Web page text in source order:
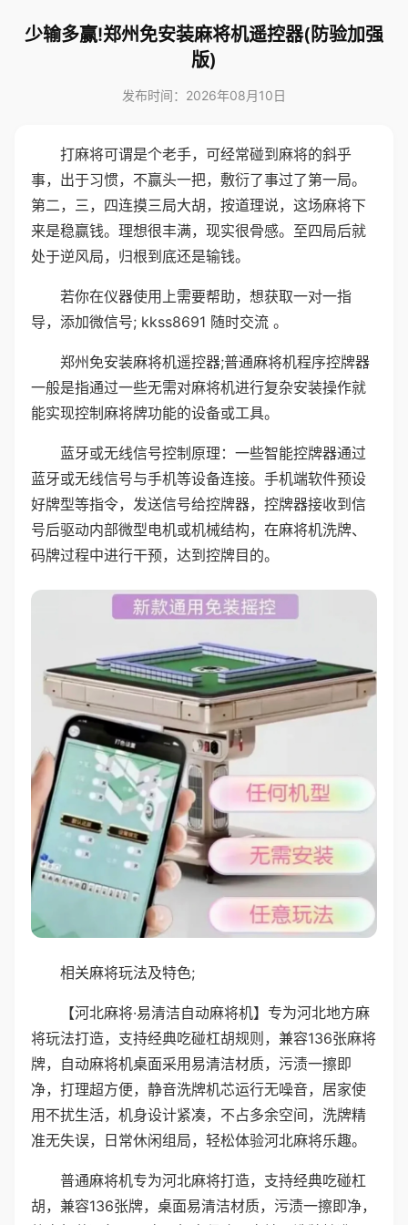
少输多赢!郑州免安装麻将机遥控器(防验加强
版)
发布时间：2026年08月10日
打麻将可谓是个老手，可经常碰到麻将的斜乎
事，出于习惯，不赢头一把，敷衍了事过了第一局。
第二，三，四连摸三局大胡，按道理说，这场麻将下
来是稳赢钱。理想很丰满，现实很骨感。至四局后就
处于逆风局，归根到底还是输钱。
若你在仪器使用上需要帮助，想获取一对一指
导，添加微信号; kkss8691 随时交流 。
郑州免安装麻将机遥控器;普通麻将机程序控牌器
一般是指通过一些无需对麻将机进行复杂安装操作就
能实现控制麻将牌功能的设备或工具。
蓝牙或无线信号控制原理：一些智能控牌器通过
蓝牙或无线信号与手机等设备连接。手机端软件预设
好牌型等指令，发送信号给控牌器，控牌器接收到信
号后驱动内部微型电机或机械结构，在麻将机洗牌、
码牌过程中进行干预，达到控牌目的。
相关麻将玩法及特色;
【河北麻将·易清洁自动麻将机】专为河北地方麻
将玩法打造，支持经典吃碰杠胡规则，兼容136张麻将
牌，自动麻将机桌面采用易清洁材质，污渍一擦即
净，打理超方便，静音洗牌机芯运行无噪音，居家使
用不扰生活，机身设计紧凑，不占多余空间，洗牌精
准无失误，日常休闲组局，轻松体验河北麻将乐趣。
普通麻将机专为河北麻将打造，支持经典吃碰杠
胡，兼容136张牌，桌面易清洁材质，污渍一擦即净，